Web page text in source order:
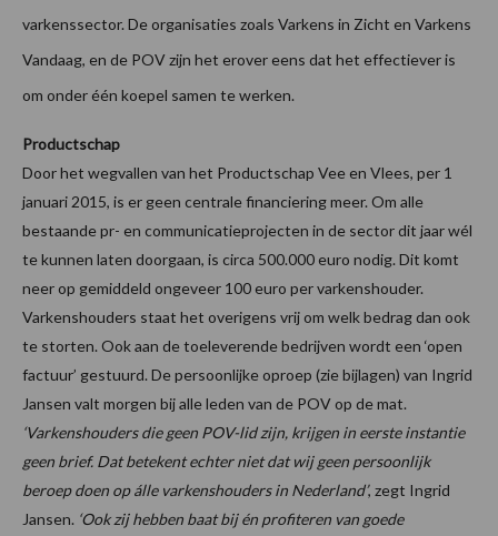
varkenssector. De organisaties zoals Varkens in Zicht en Varkens
Vandaag, en de POV zijn het erover eens dat het effectiever is
om onder één koepel samen te werken.
Productschap
Door het wegvallen van het Productschap Vee en Vlees, per 1
januari 2015, is er geen centrale financiering meer. Om alle
bestaande pr- en communicatieprojecten in de sector dit jaar wél
te kunnen laten doorgaan, is circa 500.000 euro nodig. Dit komt
neer op gemiddeld ongeveer 100 euro per varkenshouder.
Varkenshouders staat het overigens vrij om welk bedrag dan ook
te storten. Ook aan de toeleverende bedrijven wordt een ‘open
factuur’ gestuurd. De persoonlijke oproep (zie bijlagen) van Ingrid
Jansen valt morgen bij alle leden van de POV op de mat.
‘Varkenshouders die geen POV-lid zijn, krijgen in eerste instantie
geen brief. Dat betekent echter niet dat wij geen persoonlijk
beroep doen op álle varkenshouders in Nederland’, zegt Ingrid
Jansen. ‘Ook zij hebben baat bij én profiteren van goede